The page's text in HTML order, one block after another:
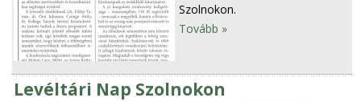
Szolnokon.
Tovább »
Levéltári Nap Szolnokon